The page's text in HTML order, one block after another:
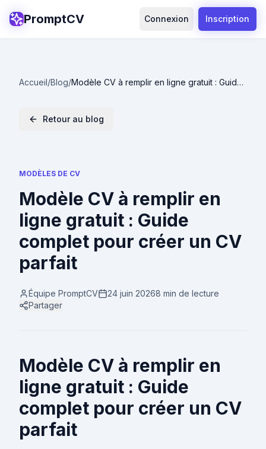
PromptCV Connexion Inscription
Accueil/Blog/Modèle CV à remplir en ligne gratuit : Guide
Retour au blog
MODÈLES DE CV
Modèle CV à remplir en
ligne gratuit : Guide
complet pour créer un CV
parfait
Équipe PromptCV 24 juin 20268 min de lecture
Partager
Modèle CV à remplir en
ligne gratuit : Guide
complet pour créer un CV
parfait